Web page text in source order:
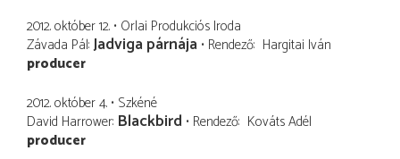
2012. október 12. Orlai Produkciós Iroda
Závada Pál Jadviga párnája Rendező Hargitai Iván
producer
2012. október 4. Szkéné
David Harrower Blackbird Rendező Kováts Adél
producer